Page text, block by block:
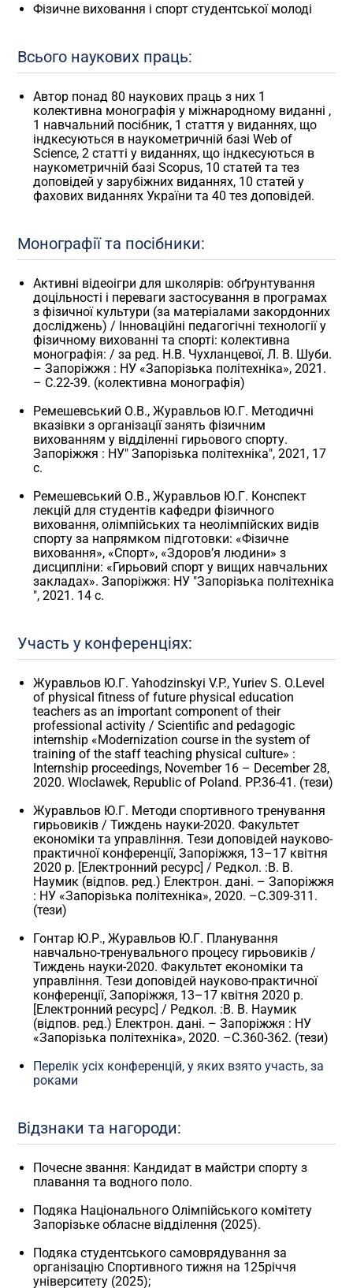
Фізичне виховання і спорт студентської молоді
Всього наукових праць:
Автор понад 80 наукових праць з них 1
колективна монографія у міжнародному виданні ,
1 навчальний посібник, 1 стаття у виданнях, що
індкесуються в наукометричній базі Web of
Science, 2 статті у виданнях, що індкесуються в
наукометричній базі Scopus, 10 статей та тез
доповідей у зарубіжних виданнях, 10 статей у
фахових виданнях України та 40 тез доповідей.
Монографії та посібники:
Активні відеоігри для школярів: обґрунтування
доцільності і переваги застосування в програмах
з фізичної культури (за матеріалами закордонних
досліджень) / Інноваційні педагогічні технології у
фізичному вихованні та спорті: колективна
монографія: / за ред. Н.В. Чухланцевої, Л. В. Шуби.
– Запоріжжя : НУ «Запорізька політехніка», 2021.
– С.22-39. (колективна монографія)
Ремешевський О.В., Журавльов Ю.Г. Методичні
вказівки з організації занять фізичним
вихованням у відділенні гирьового спорту.
Запоріжжя : НУ" Запорізька політехніка", 2021, 17
с.
Ремешевський О.В., Журавльов Ю.Г. Конспект
лекцій для студентів кафедри фізичного
виховання, олімпійських та неолімпійских видів
спорту за напрямком підготовки: «Фізичне
виховання», «Спорт», «Здоров’я людини» з
дисципліни: «Гирьовий спорт у вищих навчальних
закладах». Запоріжжя: НУ "Запорізька політехніка
", 2021. 14 с.
Участь у конференціях:
Журавльов Ю.Г. Yahodzinskyi V.P., Yuriev S. O.Level
of physical fitness of future physical education
teachers as an important component of their
professional activity / Scientific and pedagogic
internship «Modernization course in the system of
training of the staff teaching physical culture» :
Internship proceedings, November 16 – December 28,
2020. Wloclawek, Republic of Poland. PP.36-41. (тези)
Журавльов Ю.Г. Методи спортивного тренування
гирьовиків / Тиждень науки-2020. Факультет
економіки та управління. Тези доповідей науково-
практичної конференції, Запоріжжя, 13–17 квітня
2020 р. [Електронний ресурс] / Редкол. :В. В.
Наумик (відпов. ред.) Електрон. дані. – Запоріжжя
: НУ «Запорізька політехніка», 2020. –С.309-311.
(тези)
Гонтар Ю.Р., Журавльов Ю.Г. Планування
навчально-тренувального процесу гирьовиків /
Тиждень науки-2020. Факультет економіки та
управління. Тези доповідей науково-практичної
конференції, Запоріжжя, 13–17 квітня 2020 р.
[Електронний ресурс] / Редкол. :В. В. Наумик
(відпов. ред.) Електрон. дані. – Запоріжжя : НУ
«Запорізька політехніка», 2020. –С.360-362. (тези)
Перелік усіх конференцій, у яких взято участь, за
роками
Відзнаки та нагороди:
Почесне звання: Кандидат в майстри спорту з
плавання та водного поло.
Подяка Національного Олімпійського комітету
Запорізьке обласне відділення (2025).
Подяка студентського самоврядування за
організацію Спортивного тижня на 125річчя
університету (2025);